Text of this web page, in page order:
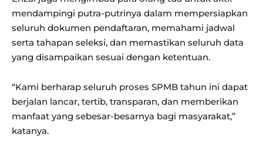
mendampingi putra-putrinya dalam mempersiapkan
seluruh dokumen pendaftaran, memahami jadwal
serta tahapan seleksi, dan memastikan seluruh data
yang disampaikan sesuai dengan ketentuan.
“Kami berharap seluruh proses SPMB tahun ini dapat
berjalan lancar, tertib, transparan, dan memberikan
manfaat yang sebesar-besarnya bagi masyarakat,”
katanya.